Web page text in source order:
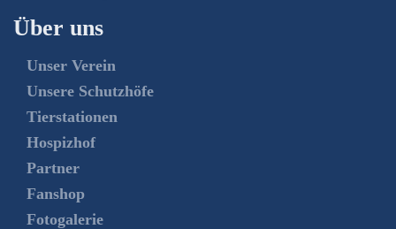
Über uns
Unser Verein
Unsere Schutzhöfe
Tierstationen
Hospizhof
Partner
Fanshop
Fotogalerie